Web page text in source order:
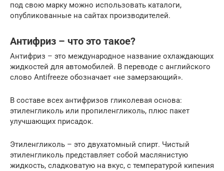
под свою марку можно использовать каталоги,
опубликованные на сайтах производителей.
Антифриз – что это такое?
Антифриз – это международное название охлаждающих
жидкостей для автомобилей. В переводе с английского
слово Antifreeze обозначает «не замерзающий».
В составе всех антифризов гликолевая основа:
этиленгликоль или пропиленгликоль, плюс пакет
улучшающих присадок.
Этиленгликоль – это двухатомный спирт. Чистый
этиленгликоль представляет собой маслянистую
жидкость, сладковатую на вкус, с температурой кипения